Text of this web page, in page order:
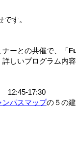
す。
ーとの共催で、「
詳しいプログラム内
12:45-17:30
ンパスマップの５の